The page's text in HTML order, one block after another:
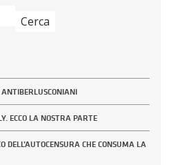
ANTIBERLUSCONIANI
ECCO LA NOSTRA PARTE
DELL’AUTOCENSURA CHE CONSUMA LA